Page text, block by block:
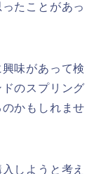
たことがあっ
味があって検
のスプリング
かもしれませ
しようと考え